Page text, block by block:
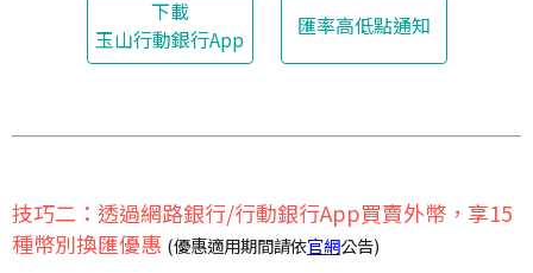
下載
玉山行動銀行App
匯率高低點通知
技巧二：透過網路銀行/行動銀行App買賣外幣，享15
種幣別換匯優惠 (優惠適用期間請依官網公告)